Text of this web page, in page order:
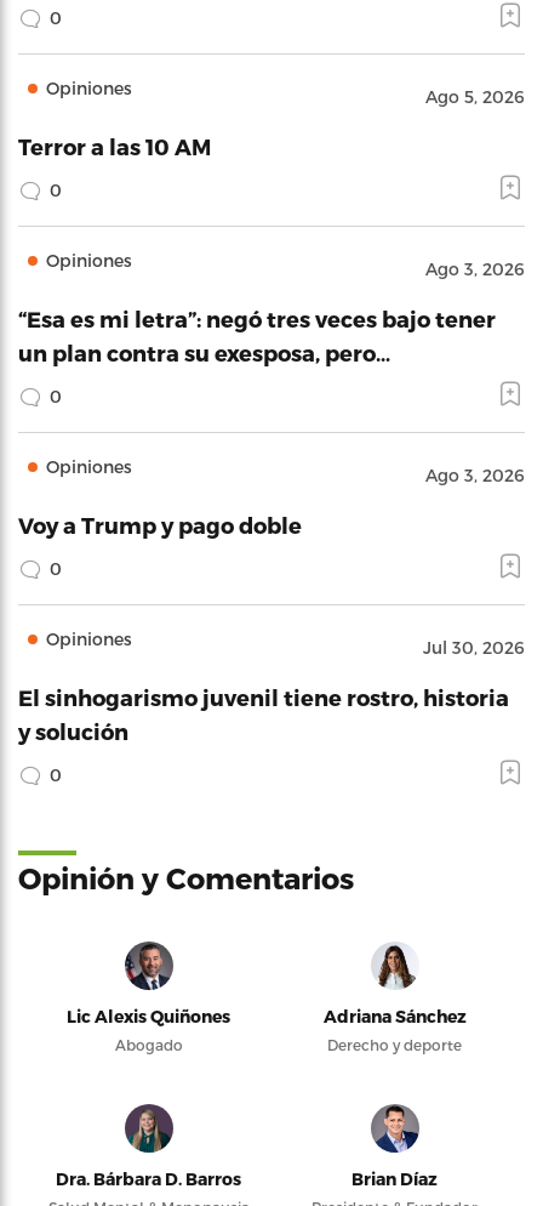
0
Opiniones Ago 5, 2026
Terror a las 10 AM
0
Opiniones Ago 3, 2026
“Esa es mi letra”: negó tres veces bajo tener
un plan contra su exesposa, pero…
0
Opiniones Ago 3, 2026
Voy a Trump y pago doble
0
Opiniones Jul 30, 2026
El sinhogarismo juvenil tiene rostro, historia
y solución
0
Opinión y Comentarios
Lic Alexis Quiñones
Abogado
Adriana Sánchez
Derecho y deporte
Dra. Bárbara D. Barros Brian Díaz